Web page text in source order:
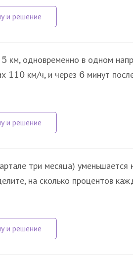
5 км, одновременно в одном
110 км/ч, и через 6 минут
три месяца)
на сколько процентов